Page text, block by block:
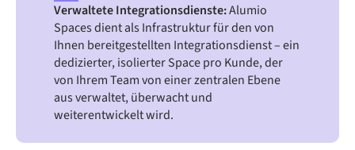
Verwaltete Integrationsdienste:Alumio
Spaces dient als Infrastruktur für den von
Ihnen bereitgestellten Integrationsdienst – ein
dedizierter, isolierter Space pro Kunde, der
von Ihrem Team von einer zentralen Ebene
aus verwaltet, überwacht und
weiterentwickelt wird.